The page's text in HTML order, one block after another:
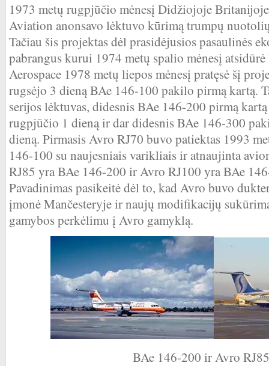
1973 metų rugpjūčio mėnesį Didžiojoje
Aviation anonsavo lėktuvo kūrimą trumpų
Tačiau šis projektas dėl prasidėjusios pasaulinės
pabrangus kurui 1974 metų spalio mėnesį
Aerospace 1978 metų liepos mėnesį pratęsė šį
rugsėjo 3 dieną BAe 146-100 pakilo pirmą kartą.
serijos lėktuvas, didesnis BAe 146-200 pirmą
rugpjūčio 1 dieną ir dar didesnis BAe 146-300
dieną. Pirmasis Avro RJ70 buvo patiektas 1993
146-100 su naujesniais varikliais ir atnaujinta
RJ85 yra BAe 146-200 ir Avro RJ100 yra BAe
Pavadinimas pasikeitė dėl to, kad Avro buvo
įmonė Mančesteryje ir naujų modifikacijų
gamybos perkėlimu į Avro gamyklą.
BAe 146-200 ir Avro RJ85